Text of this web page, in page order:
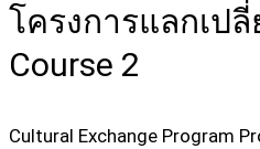
โครงการแลกเป
Course 2
Cultural Exchange Program